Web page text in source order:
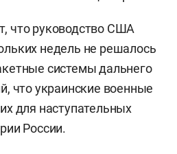
что руководство США
недель не решалось
системы дальнего
что украинские военные
для наступательных
России.